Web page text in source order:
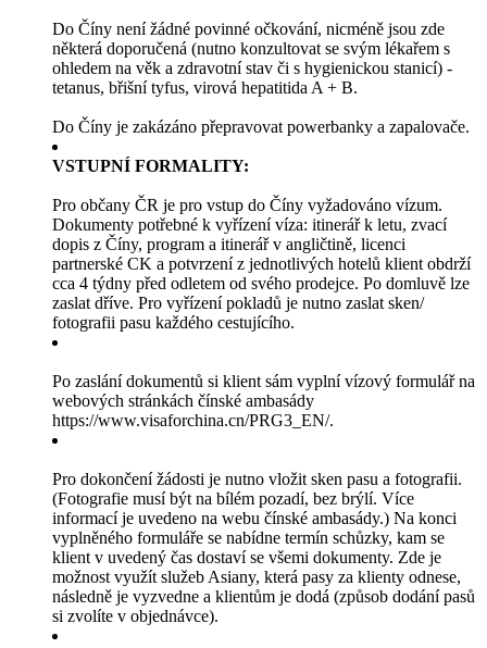
Do Číny není žádné povinné očkování, nicméně jsou zde
některá doporučená (nutno konzultovat se svým lékařem s
ohledem na věk a zdravotní stav či s hygienickou stanicí) -
tetanus, břišní tyfus, virová hepatitida A + B.
Do Číny je zakázáno přepravovat powerbanky a zapalovače.
VSTUPNÍ FORMALITY:
Pro občany ČR je pro vstup do Číny vyžadováno vízum.
Dokumenty potřebné k vyřízení víza: itinerář k letu, zvací
dopis z Číny, program a itinerář v angličtině, licenci
partnerské CK a potvrzení z jednotlivých hotelů klient obdrží
cca 4 týdny před odletem od svého prodejce. Po domluvě lze
zaslat dříve. Pro vyřízení pokladů je nutno zaslat sken/
fotografii pasu každého cestujícího.
Po zaslání dokumentů si klient sám vyplní vízový formulář na
webových stránkách čínské ambasády
https://www.visaforchina.cn/PRG3_EN/.
Pro dokončení žádosti je nutno vložit sken pasu a fotografii.
(Fotografie musí být na bílém pozadí, bez brýlí. Více
informací je uvedeno na webu čínské ambasády.) Na konci
vyplněného formuláře se nabídne termín schůzky, kam se
klient v uvedený čas dostaví se všemi dokumenty. Zde je
možnost využít služeb Asiany, která pasy za klienty odnese,
následně je vyzvedne a klientům je dodá (způsob dodání pasů
si zvolíte v objednávce).